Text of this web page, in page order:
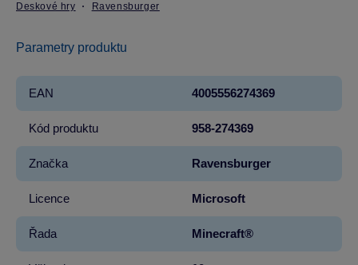
Deskové hry Ravensburger
Parametry produktu
EAN 4005556274369
Kód produktu 958-274369
Značka Ravensburger
Licence Microsoft
Řada Minecraft®